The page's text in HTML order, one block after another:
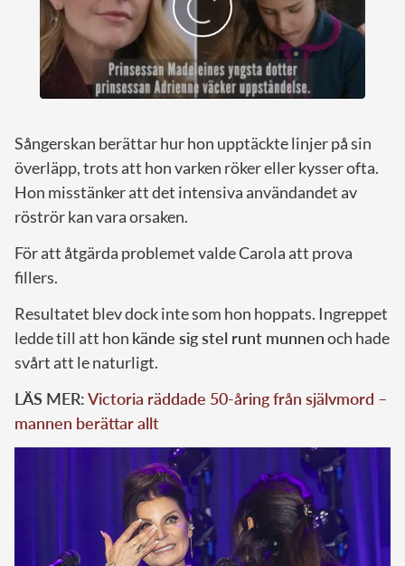
Sångerskan berättar hur hon upptäckte linjer på sin
överläpp, trots att hon varken röker eller kysser ofta.
Hon misstänker att det intensiva användandet av
röströr kan vara orsaken.
För att åtgärda problemet valde Carola att prova
fillers.
Resultatet blev dock inte som hon hoppats. Ingreppet
ledde till att hon kände sig stel runt munnenoch hade
svårt att le naturligt.
LÄS MER:Victoria räddade 50-åring från självmord –
mannen berättar allt